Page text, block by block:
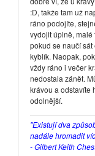
:D, takže tam už
ráno podojíte,
vydojit úplně,
pokud se naučí
kyblík. Naopak,
vždy ráno i večer
nedostala zánět.
krávou a odstavíte
odolnější.
"Existují dva
nadále hromadit
- Gilbert Keith